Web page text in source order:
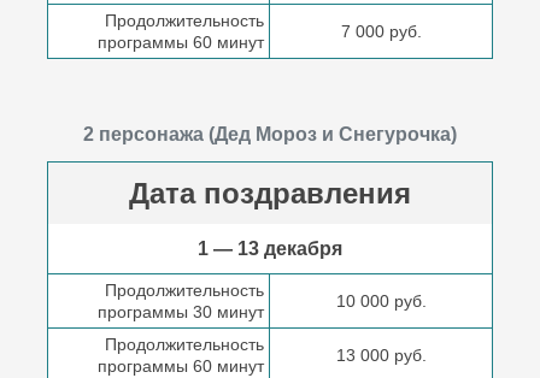
Продолжительность
программы 60 минут
7 000 руб.
2 персонажа (Дед Мороз и Снегурочка)
Дата поздравления
1 — 13 декабря
Продолжительность
программы 30 минут
10 000 руб.
Продолжительность
программы 60 минут
13 000 руб.